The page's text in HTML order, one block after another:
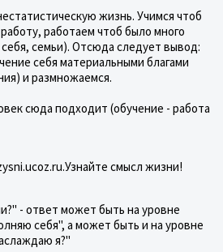
жизнь. Учимся чтоб
работаем чтоб было много
семьи). Отсюда следует вывод:
себя материальными благами
и размножаемся.
сюда подходит (обучение - работа
смысл жизни!
- ответ может быть на уровне
себя", а может быть и на уровне
я?"